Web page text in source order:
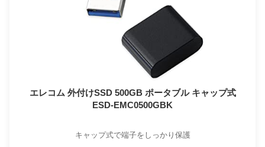
エレコム 外付けSSD 500GB ポータブル キャップ式
ESD-EMC0500GBK
キャップ式で端子をしっかり保護